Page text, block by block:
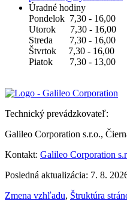
Úradné hodiny
Pondelok 7,30 - 16,00
Utorok 7,30 - 16,00
Streda 7,30 - 16,00
Štvrtok 7,30 - 16,00
Piatok 7,30 - 13,00
Technický prevádzkovateľ:
Galileo Corporation s.r.o.,
Kontakt: Galileo Corporation
Posledná aktualizácia: 7. 8.
Zmena vzhľadu, Štruktúra